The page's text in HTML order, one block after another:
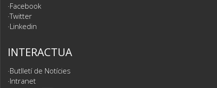
Facebook
Twitter
Linkedin
INTERACTUA
Butlletí de Notícies
Intranet